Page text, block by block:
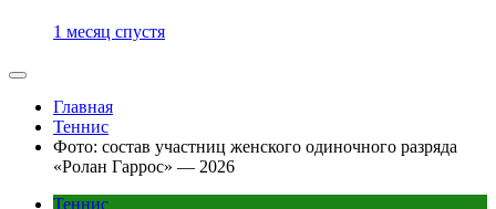
1 месяц спустя
Главная
Теннис
Фото: состав участниц женского одиночного разряда
«Ролан Гаррос» — 2026
Теннис